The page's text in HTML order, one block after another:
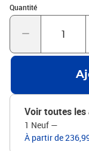
matelas reste en
sommeil.Excellent
soutien du dos
uniquement un
pouvez consulter
assortis.Chaque
la boîte pour un
(100% polyester),
203 x 166 x 118/
correspondant :
Quantité
Quantité : 1
Voir toutes
1 Neuf —
À partir de